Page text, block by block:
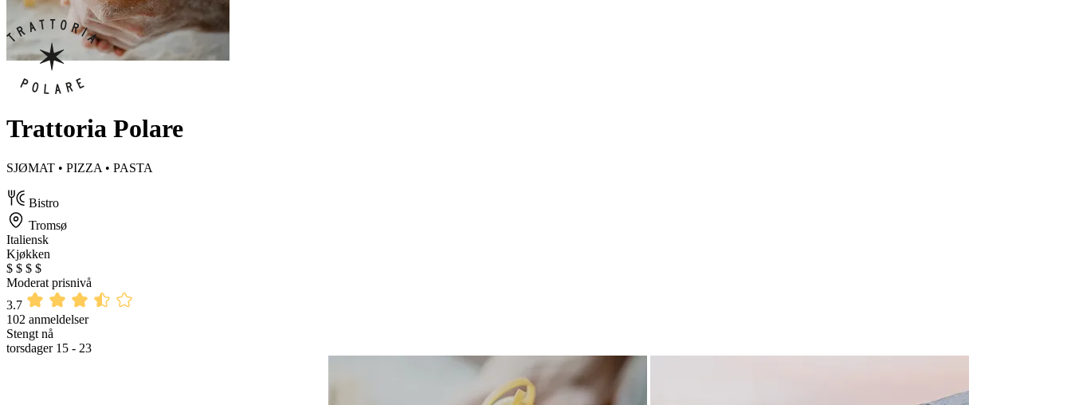
Trattoria Polare
SJØMAT • PIZZA • PASTA
Bistro
Tromsø
Italiensk
Kjøkken
$ $ $ $
Moderat prisnivå
3.7
102 anmeldelser
Stengt nå
torsdager 15 - 23